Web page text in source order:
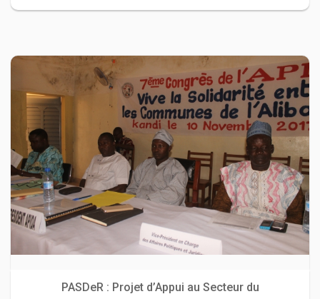
PASDeR : Projet d’Appui au Secteur du